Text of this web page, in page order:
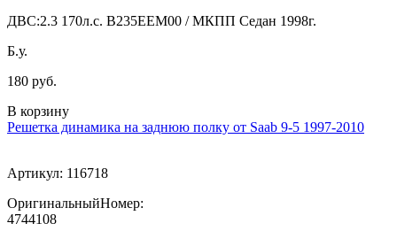
ДВС:2.3 170л.с. В235ЕЕМ00 / МКПП Седан 1998г.
Б.у.
180 руб.
В корзину
Решетка динамика на заднюю полку от Saab 9-5 1997-2010
Артикул: 116718
ОригинальныйНомер:
4744108